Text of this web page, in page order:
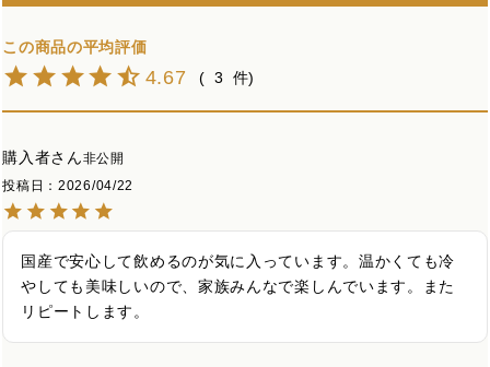
4.67 3
購入者
非公開
投稿日
2026/04/22
国産で安心して飲めるのが気に入っています。温かくても冷
やしても美味しいので、家族みんなで楽しんでいます。また
リピートします。